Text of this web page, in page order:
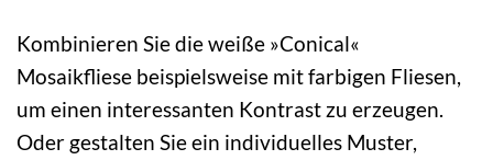
Kombinieren Sie die weiße »Conical«
Mosaikfliese beispielsweise mit farbigen Fliesen,
um einen interessanten Kontrast zu erzeugen.
Oder gestalten Sie ein individuelles Muster,